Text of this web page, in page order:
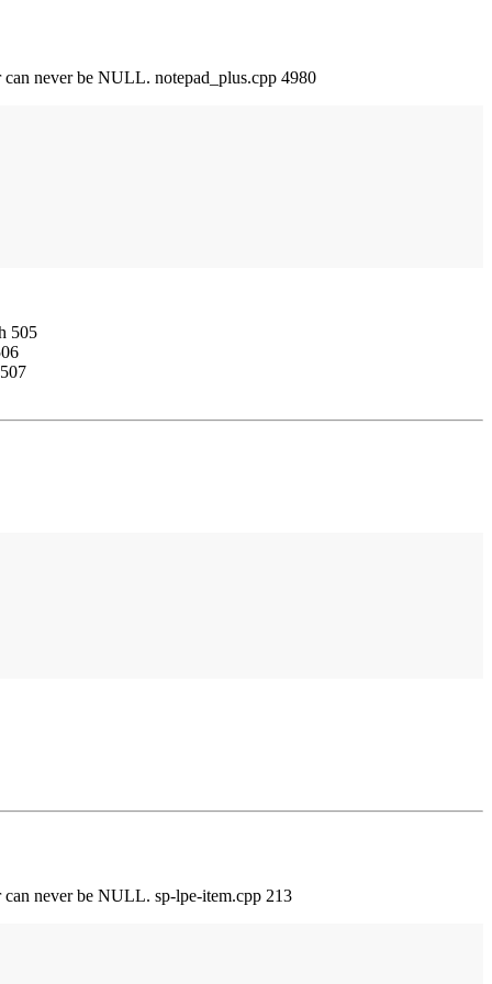
never be NULL. notepad_plus.cpp 4980
505
can never be NULL. sp-lpe-item.cpp 213